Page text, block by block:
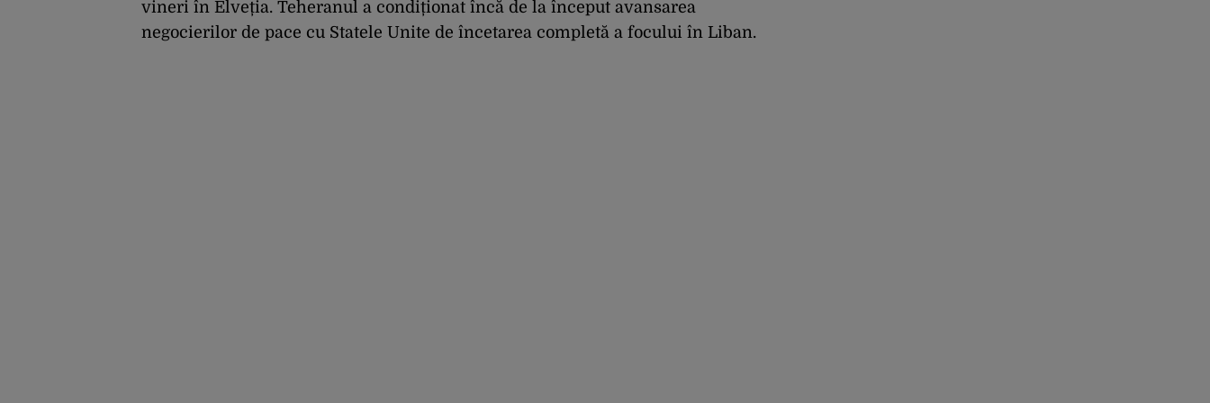
vineri în Elveția. Teheranul a condiționat încă de la început avansarea
negocierilor de pace cu Statele Unite de încetarea completă a focului în Liban.